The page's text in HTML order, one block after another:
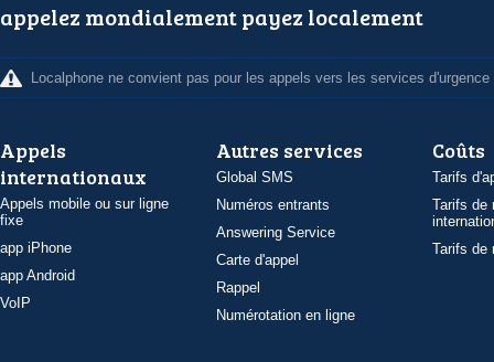
appelez mondialement payez localement
Localphone ne convient pas pour les appels vers les services d'urgence
Appels
internationaux
Appels mobile ou sur ligne
fixe
app iPhone
app Android
VoIP
Autres services
Global SMS
Numéros entrants
Answering Service
Carte d'appel
Rappel
Numérotation en ligne
Coûts
Tarifs
Tarifs de
Tarifs de